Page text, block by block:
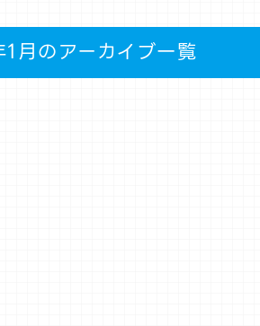
月のアーカイブ一覧